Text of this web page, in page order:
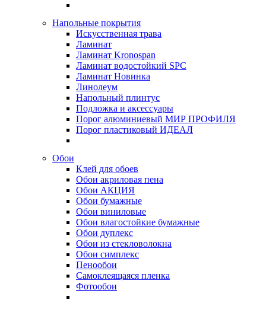
Напольные покрытия
Искусственная трава
Ламинат
Ламинат Kronospan
Ламинат водостойкий SPC
Ламинат Новинка
Линолеум
Напольный плинтус
Подложка и аксессуары
Порог алюминиевый МИР ПРОФИЛЯ
Порог пластиковый ИДЕАЛ
Обои
Клей для обоев
Обои акриловая пена
Обои АКЦИЯ
Обои бумажные
Обои виниловые
Обои влагостойкие бумажные
Обои дуплекс
Обои из стекловолокна
Обои симплекс
Пенообои
Самоклеящаяся пленка
Фотообои